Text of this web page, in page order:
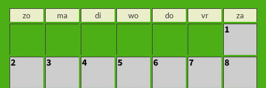
zo ma di wo do vr za
1
2 3 4 5 6 7 8